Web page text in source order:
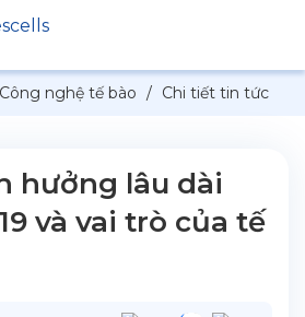
Công nghệ tế bào / Chi tiết tin tức
hưởng lâu dài
và vai trò của tế